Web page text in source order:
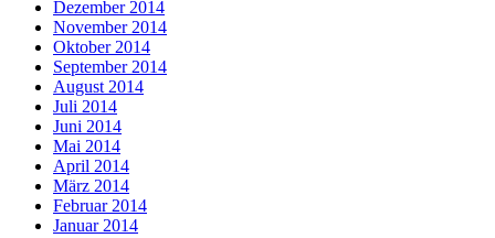
Dezember 2014
November 2014
Oktober 2014
September 2014
August 2014
Juli 2014
Juni 2014
Mai 2014
April 2014
März 2014
Februar 2014
Januar 2014